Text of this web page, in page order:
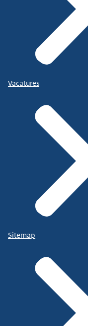
Vacatures
Sitemap